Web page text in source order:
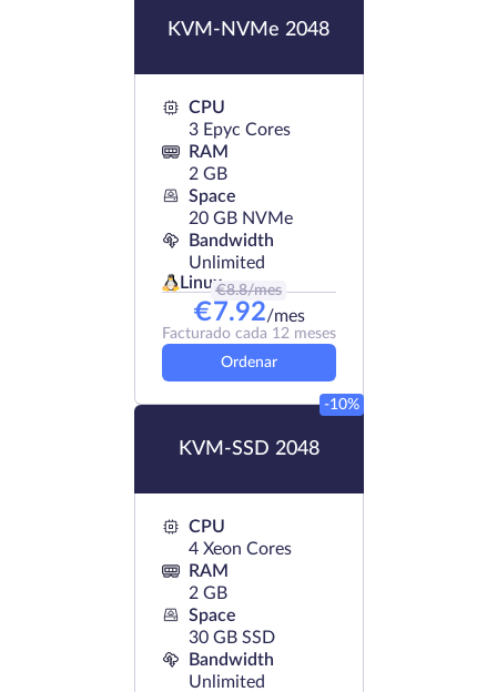
KVM-NVMe 2048
CPU
3 Epyc Cores
RAM
2 GB
Space
20 GB NVMe
Bandwidth
Unlimited
Linux€8.8/mes
€7.92/mes
Facturado cada 12 meses
Ordenar
KVM-SSD 2048
-10%
CPU
4 Xeon Cores
RAM
2 GB
Space
30 GB SSD
Bandwidth
Unlimited